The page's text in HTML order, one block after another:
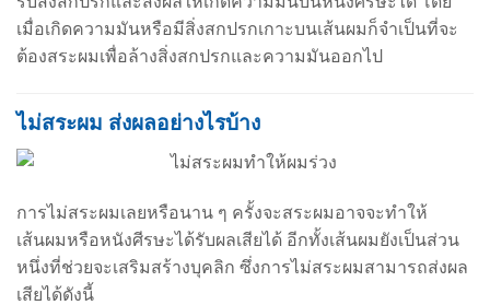
เมื่อเกิดความมันหรือมีสิ่งสกปรกเกาะบนเส้นผมก็จำเป็นที่จะ
ต้องสระผมเพื่อล้างสิ่งสกปรกและความมันออกไป
ไม่สระผม ส่งผลอย่างไรบ้าง
การไม่สระผมเลยหรือนาน ๆ ครั้งจะสระผมอาจจะทำให้
เส้นผมหรือหนังศีรษะได้รับผลเสียได้ อีกทั้งเส้นผมยังเป็นส่วน
หนึ่งที่ช่วยจะเสริมสร้างบุคลิก ซึ่งการไม่สระผมสามารถส่งผล
เสียได้ดังนี้